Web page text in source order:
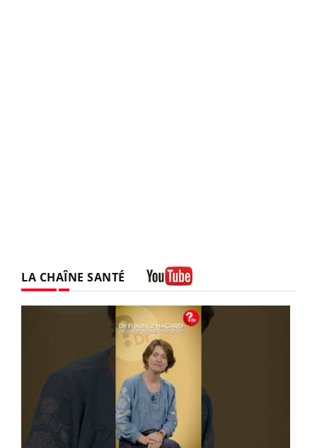
LA CHAÎNE SANTÉ